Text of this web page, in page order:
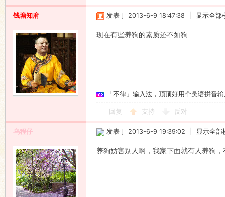
钱塘知府 发表于 2013-6-9 18:47:38 显示全部
现在有些养狗的素质还不如狗
「不律」输入法，顶顶好用个吴语拼音
回复 支持 反对
乌程仔 发表于 2013-6-9 19:39:02 显示全部
养狗妨害别人啊，我家下面就有人养狗